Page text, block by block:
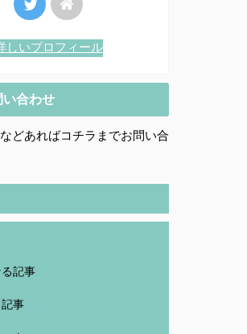
しいプロフィール
い合わせ
どあればコチラまでお問い合
記事
事